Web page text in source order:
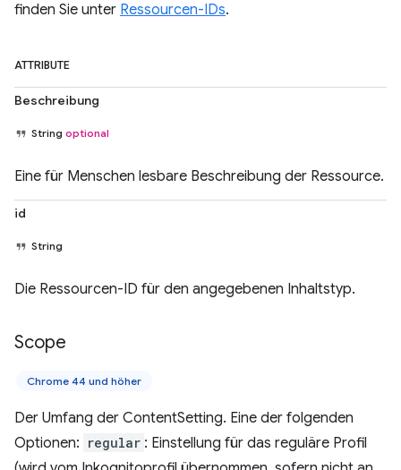
finden Sie unter Ressourcen-IDs.
ATTRIBUTE
Beschreibung
String optional
Eine für Menschen lesbare Beschreibung der Ressource.
id
String
Die Ressourcen-ID für den angegebenen Inhaltstyp.
Scope
Chrome 44 und höher
Der Umfang der ContentSetting. Eine der folgenden
Optionen: regular : Einstellung für das reguläre Profil